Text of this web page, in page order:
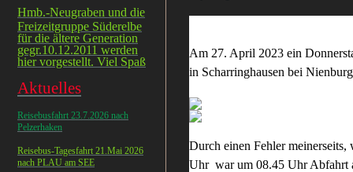
Hmb.-Neugraben und die
Freizeitgruppe Süderelbe
für die ältere Generation
gegr.10.12.2011 werden
hier vorgestellt. Viel Spaß
Aktuelles
Reisebusfahrt 23.7.2026 nach
Pelzerhaken
Reisebus-Tagesfahrt 21.Mai 2026
nach PLAU am SEE
Am 27. April 2023 ein
in Scharringhausen bei
Durch einen Fehler
Uhr war um 08.45 Uhr Abfahrt